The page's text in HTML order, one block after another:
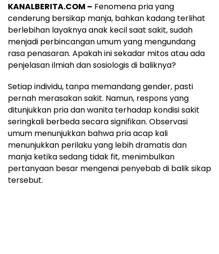
KANALBERITA.COM – Fenomena pria yang
cenderung bersikap manja, bahkan kadang terlihat
berlebihan layaknya anak kecil saat sakit, sudah
menjadi perbincangan umum yang mengundang
rasa penasaran. Apakah ini sekadar mitos atau ada
penjelasan ilmiah dan sosiologis di baliknya?
Setiap individu, tanpa memandang gender, pasti
pernah merasakan sakit. Namun, respons yang
ditunjukkan pria dan wanita terhadap kondisi sakit
seringkali berbeda secara signifikan. Observasi
umum menunjukkan bahwa pria acap kali
menunjukkan perilaku yang lebih dramatis dan
manja ketika sedang tidak fit, menimbulkan
pertanyaan besar mengenai penyebab di balik sikap
tersebut.